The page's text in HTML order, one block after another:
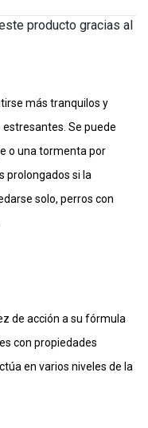
producto gracias al
más tranquilos y
Se puede
o una tormenta por
prolongados si la
solo, perros con
de acción a su fórmula
con propiedades
en varios niveles de la